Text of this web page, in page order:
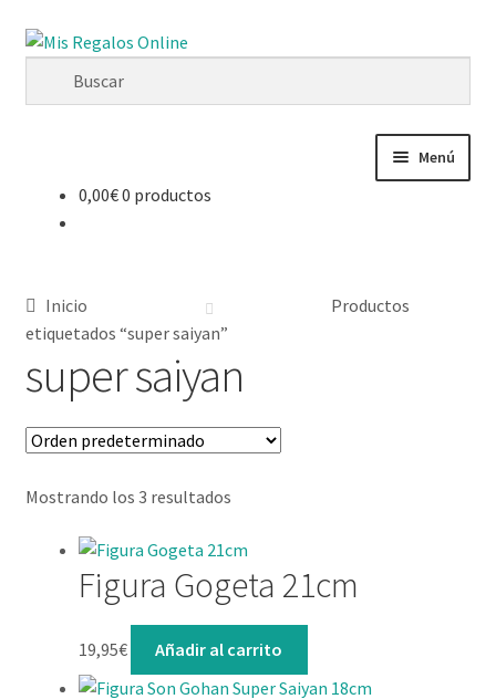
Menú
Secciones
Ofertas
Novedades
Lista de deseos
Mi cuenta
0,00€0 productos
Inicio
Productos
etiquetados “super saiyan”
super saiyan
Mostrando los 3 resultados
Figura Gogeta 21cm
19,95€ Añadir al carrito